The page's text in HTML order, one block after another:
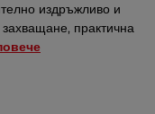
издръжливо и
практична